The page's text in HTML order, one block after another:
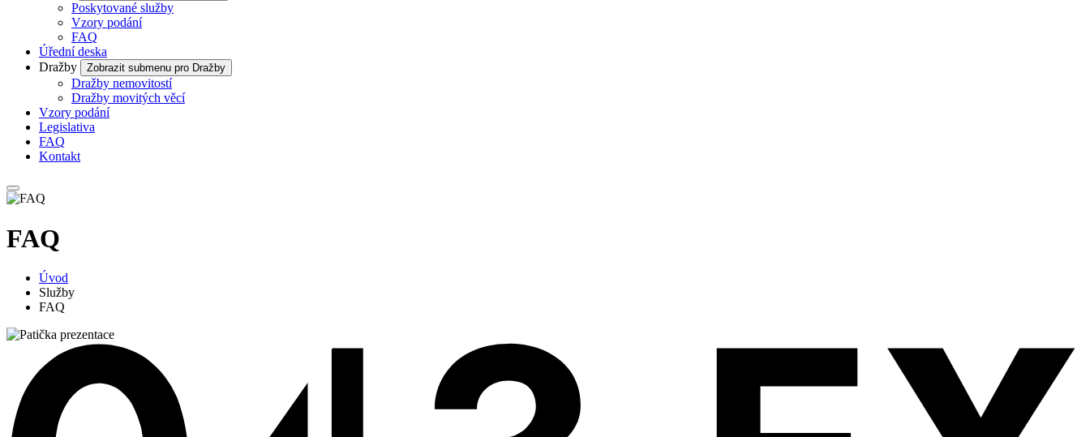
Poskytované služby
Vzory podání
FAQ
Úřední deska
Dražby
Zobrazit submenu pro Dražby
Dražby nemovitostí
Dražby movitých věcí
Vzory podání
Legislativa
FAQ
Kontakt
FAQ
Úvod
Služby
FAQ